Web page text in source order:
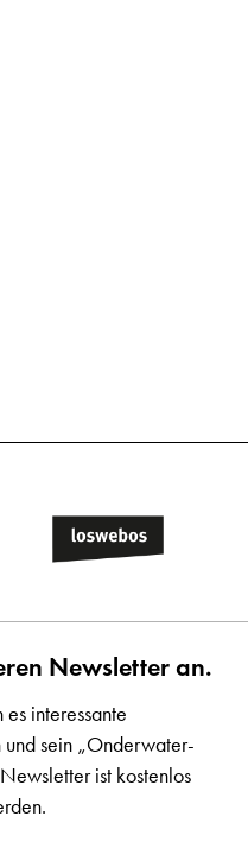
Newsletter an.
interessante
sein „Onderwater-
ist kostenlos